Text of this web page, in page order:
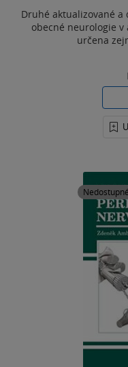
Druhé aktualizované
obecné neurologie v
určena
Nedostupné